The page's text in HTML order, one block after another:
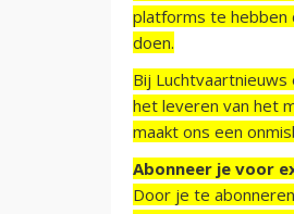
platforms te hebben
doen.
Bij
het leveren van het
maakt ons een
Abonneer je voor
Door je te